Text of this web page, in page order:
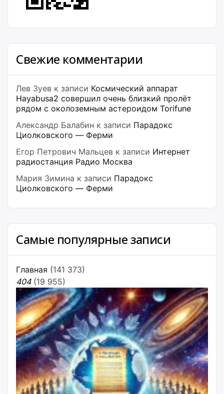
Свежие комментарии
Лев Зуев к записи Космический аппарат
Hayabusa2 совершил очень близкий пролёт
рядом с околоземным астероидом Torifune
Александр Балабин к записи Парадокс
Циолковского — Ферми
Егор Петрович Мальцев к записи Интернет
радиостанция Радио Москва
Мария Зимина к записи Парадокс
Циолковского — Ферми
Самые популярные записи
Главная (141 373)
404 (19 955)